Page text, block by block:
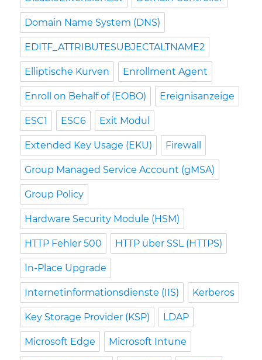
Domain Name System (DNS)
EDITF_ATTRIBUTESUBJECTALTNAME2
Elliptische Kurven Enrollment Agent
Enroll on Behalf of (EOBO) Ereignisanzeige
ESC1 ESC6 Exit Modul
Extended Key Usage (EKU) Firewall
Group Managed Service Account (gMSA)
Group Policy
Hardware Security Module (HSM)
HTTP Fehler 500 HTTP über SSL (HTTPS)
In-Place Upgrade
Internetinformationsdienste (IIS) Kerberos
Key Storage Provider (KSP) LDAP
Microsoft Edge Microsoft Intune